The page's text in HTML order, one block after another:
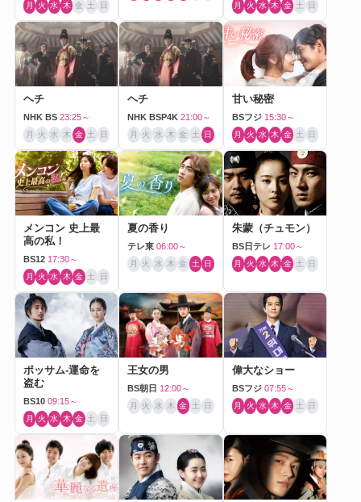
月 火 水 木 金 土 日 月 火 水 木 金 土 日
ヘチ
NHK BS 23:25～
月 火 水 木 金 土 日
ヘチ
NHK BSP4K 21:00～
月 火 水 木 金 土 日
甘い秘密
BSフジ 15:30～
月 火 水 木 金 土 日
メンコン 史上最
高の私！
BS12 17:30～
月 火 水 木 金 土 日
夏の香り
テレ東 06:00～
月 火 水 木 金 土 日
朱蒙（チュモン）
BS日テレ 17:00～
月 火 水 木 金 土 日
ポッサム-運命を
盗む
BS10 09:15～
月 火 水 木 金 土 日
王女の男
BS朝日 12:00～
月 火 水 木 金 土 日
偉大なショー
BSフジ 07:55～
月 火 水 木 金 土 日